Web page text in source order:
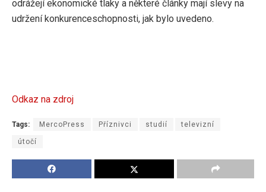
odrážejí ekonomické tlaky a některé články mají slevy na
udržení konkurenceschopnosti, jak bylo uvedeno.
Odkaz na zdroj
Tags: MercoPress Příznivci studií televizní
útočí